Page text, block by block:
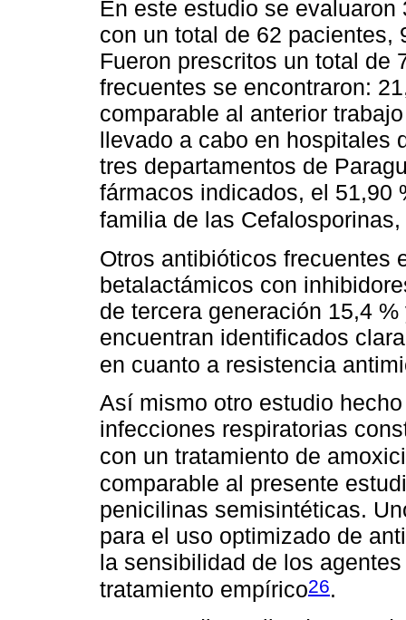
En este estudio se
con un total de 62 pacientes,
Fueron prescritos un total de
frecuentes se encontraron:
comparable al anterior
llevado a cabo en hospitales
tres departamentos de
fármacos indicados, el 51,90
familia de las
Otros antibióticos frecuentes
betalactámicos con
de tercera generación 15,4
encuentran identificados
en cuanto a resistencia
Así mismo otro estudio
infecciones respiratorias
con un tratamiento de
comparable al presente
penicilinas semisintéticas.
para el uso optimizado de
la sensibilidad de los
tratamiento empírico26.